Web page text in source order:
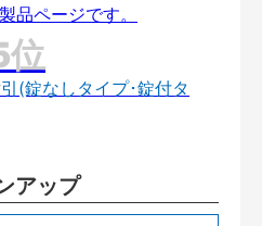
(錠なしタイプ･錠付タ
アップ